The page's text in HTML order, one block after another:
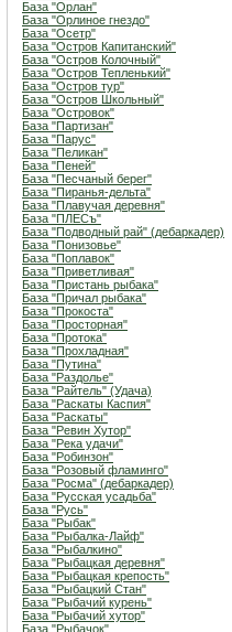
База "Орлан"
База "Орлиное гнездо"
База "Осетр"
База "Остров Капитанский"
База "Остров Колочный"
База "Остров Тепленький"
База "Остров тур"
База "Остров Школьный"
База "Островок"
База "Партизан"
База "Парус"
База "Пеликан"
База "Пеней"
База "Песчаный берег"
База "Пиранья-дельта"
База "Плавучая деревня"
База "ПЛЕСъ"
База "Подводный рай" (дебаркадер)
База "Понизовье"
База "Поплавок"
База "Приветливая"
База "Пристань рыбака"
База "Причал рыбака"
База "Прокоста"
База "Просторная"
База "Протока"
База "Прохладная"
База "Путина"
База "Раздолье"
База "Райтель" (Удача)
База "Раскаты Каспия"
База "Раскаты"
База "Ревин Хутор"
База "Река удачи"
База "Робинзон"
База "Розовый фламинго"
База "Росма" (дебаркадер)
База "Русская усадьба"
База "Русь"
База "Рыбак"
База "Рыбалка-Лайф"
База "Рыбалкино"
База "Рыбацкая деревня"
База "Рыбацкая крепость"
База "Рыбацкий Стан"
База "Рыбачий курень"
База "Рыбачий хутор"
База "Рыбачок"